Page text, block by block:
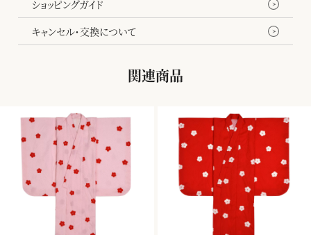
ショッピングガイド
キャンセル・交換について
関連商品